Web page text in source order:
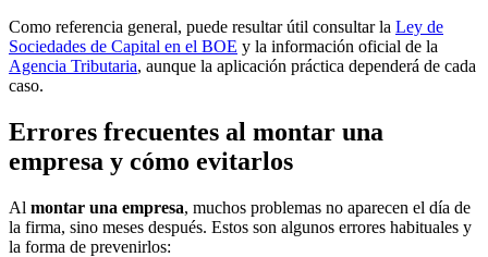
Como referencia general, puede resultar útil consultar la Ley de
Sociedades de Capital en el BOE y la información oficial de la
Agencia Tributaria, aunque la aplicación práctica dependerá de cada
caso.
Errores frecuentes al montar una
empresa y cómo evitarlos
Al montar una empresa, muchos problemas no aparecen el día de
la firma, sino meses después. Estos son algunos errores habituales y
la forma de prevenirlos: